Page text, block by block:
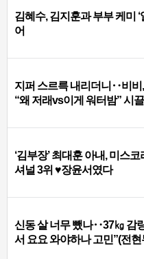
김혜수, 김지훈과 부부 케미
어
지퍼 스르륵 내리더니‥비비
“왜 저래vs이게 워터밤” 시끌
‘김부장’ 최대훈 아내, 미스
셔널 3위 ♥장윤서였다
신동 살 너무 뺐나‥37㎏ 감
서 요요 와야하나 고민”(전